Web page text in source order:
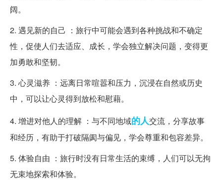
阔。
2. 遇见新的自己 ：旅行中可能会遇到各种挑战和不确定
性，促使人们去适应、成长，学会独立解决问题，变得更
加勇敢和坚韧。
3. 心灵滋养 ：远离日常喧嚣和压力，沉浸在自然或历史
中，可以让心灵得到放松和慰藉。
4. 增进对他人的理解 ：与不同地域的人交流，分享故事
和经历，有助于打破隔阂与偏见，学会尊重和包容差异。
5. 体验自由 ：旅行时没有日常生活的束缚，人们可以无拘
无束地探索和体验。